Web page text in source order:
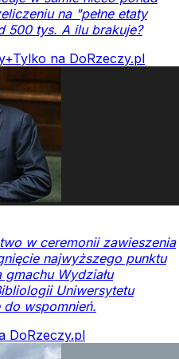
na "pełne etaty
500 tys. A ilu brakuje?
Tylko na DoRzeczy.pl
w ceremonii zawieszenia
najwyższego punktu
Wydziału
Uniwersytetu
do wspomnień.
DoRzeczy.pl